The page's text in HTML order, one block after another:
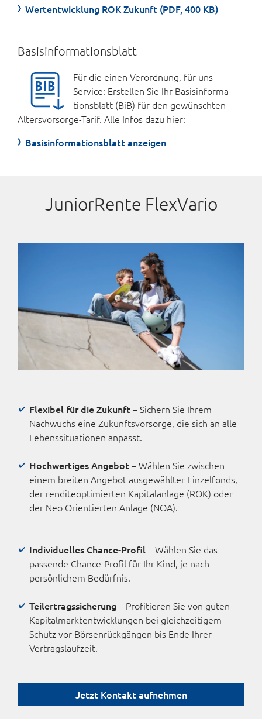
Wertentwicklung ROK Zukunft (PDF, 400 KB)
Basisinformationsblatt
Für die einen Verord­nung, für uns
Service: Er­stellen Sie Ihr Basis­infor­ma­
tions­blatt (BiB) für den ge­wünschten
Alters­vorsorge-Tarif. Alle Infos dazu hier:
Basisinformationsblatt anzeigen
JuniorRente FlexVario
Flexibel für die Zukunft– Sichern Sie Ihrem
Nachwuchs eine Zukunftsvorsorge, die sich an alle
Lebenssituationen anpasst.
Hochwertiges Angebot– Wählen Sie zwischen
einem breiten Angebot ausgewählter Einzelfonds,
der renditeoptimierten Kapitalanlage (ROK) oder
der Neo Orientierten Anlage (NOA).
Individuelles Chance-Profil– Wählen Sie das
passende Chance-Profil für Ihr Kind, je nach
persönlichem Bedürfnis.
Teilertragssicherung– Profitieren Sie von guten
Kapital­markt­entwicklungen bei gleich­zeitigem
Schutz vor Börsen­rückgängen bis Ende Ihrer
Vertragslaufzeit.
Jetzt Kontakt aufnehmen